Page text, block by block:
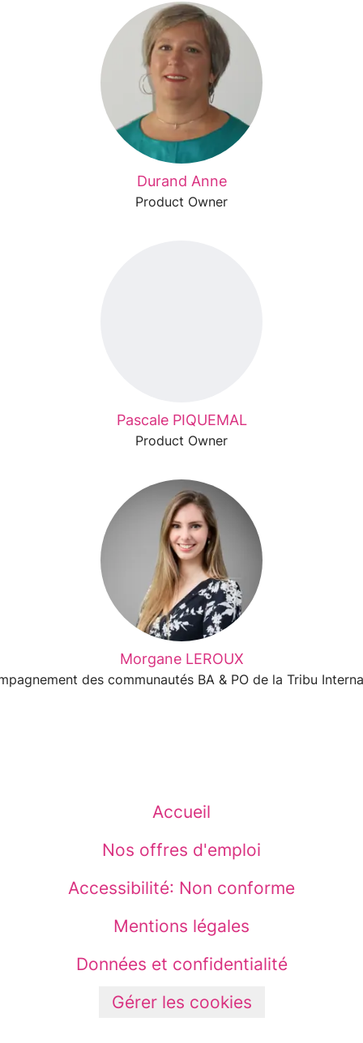
Durand Anne
Product Owner
Pascale PIQUEMAL
Product Owner
Morgane LEROUX
des communautés BA & PO de la Tribu
Accueil
Nos offres d'emploi
Accessibilité: Non conforme
Mentions légales
Données et confidentialité
Gérer les cookies